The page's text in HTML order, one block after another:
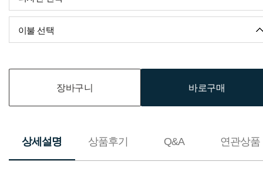
이불 선택
장바구니 바로구매
상세설명 상품후기 Q&A 연관상품